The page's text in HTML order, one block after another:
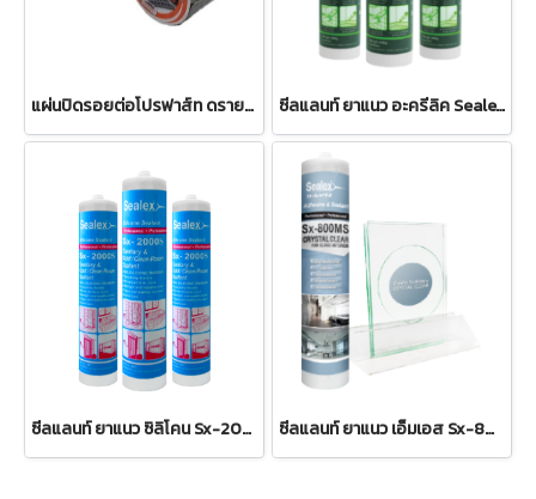
แผ่นปิดรอยต่อโปรฟาส์ท ดรายเทค พลัส ซีลแลนท์ ยาแนว อะครีลิค Sealex ECO แบบหลอดบรรจุ 450 กรัม
ซีลแลนท์ ยาแนว ซิลิโคน Sx-2000s แบบหลอดบรรจุ 300 มล. ซีลแลนท์ ยาแนว เอ็มเอส Sx-800MS แบบหลอดบรรจุ 300 มล.